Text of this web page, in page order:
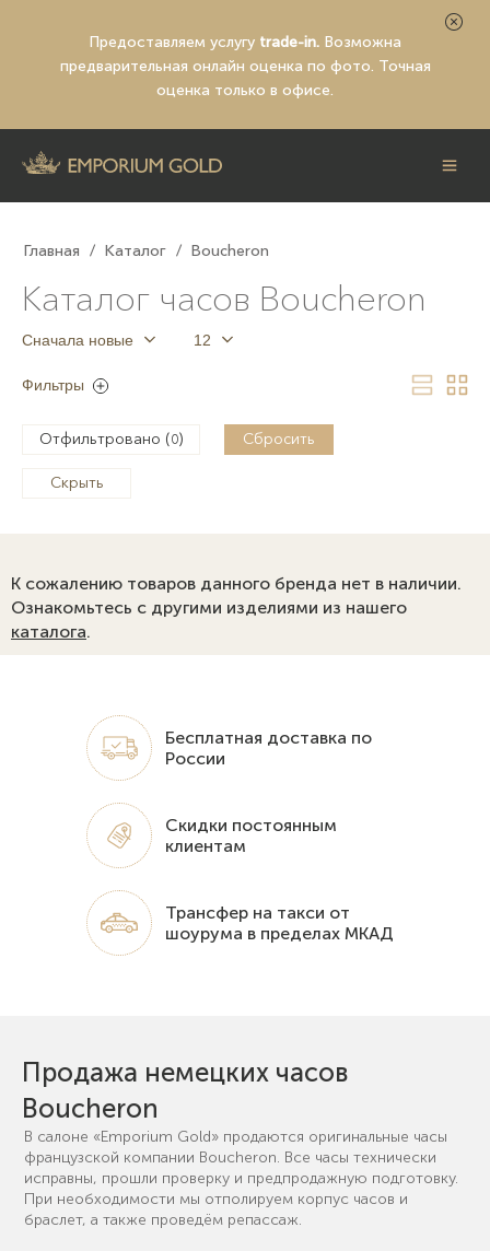
Предоставляем услугу trade-in. Возможна
предварительная онлайн оценка по фото. Точная
оценка только в офисе.
Главная / Каталог / Boucheron
Каталог часов Boucheron
Фильтры
Отфильтровано (0) Сбросить
Скрыть
Сначала новые 12
К сожалению товаров данного бренда нет в наличии.
Ознакомьтесь с другими изделиями из нашего
каталога.
Бесплатная доставка по
России
Скидки постоянным
клиентам
Трансфер на такси от
шоурума в пределах МКАД
Продажа немецких часов
Boucheron
В салоне «Emporium Gold» продаются оригинальные часы
французской компании Boucheron. Все часы технически
исправны, прошли проверку и предпродажную подготовку.
При необходимости мы отполируем корпус часов и
браслет, а также проведём репассаж.